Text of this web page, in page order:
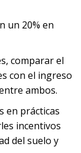
un 20% en
comparar el
con el ingreso
ambos.
en prácticas
incentivos
del suelo y